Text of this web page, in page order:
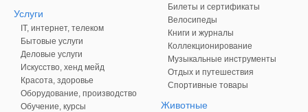
Услуги
IT, интернет, телеком
Бытовые услуги
Деловые услуги
Искусство, хенд мейд
Красота, здоровье
Оборудование, производство
Обучение, курсы
Билеты и сертификаты
Велосипеды
Книги и журналы
Коллекционирование
Музыкальные инструменты
Отдых и путешествия
Спортивные товары
Животные